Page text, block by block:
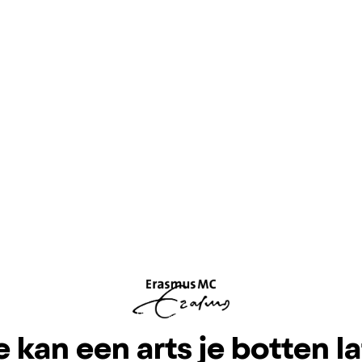
kan een arts je botten